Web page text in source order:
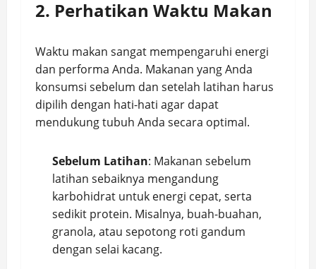
2. Perhatikan Waktu Makan
Waktu makan sangat mempengaruhi energi
dan performa Anda. Makanan yang Anda
konsumsi sebelum dan setelah latihan harus
dipilih dengan hati-hati agar dapat
mendukung tubuh Anda secara optimal.
Sebelum Latihan: Makanan sebelum
latihan sebaiknya mengandung
karbohidrat untuk energi cepat, serta
sedikit protein. Misalnya, buah-buahan,
granola, atau sepotong roti gandum
dengan selai kacang.